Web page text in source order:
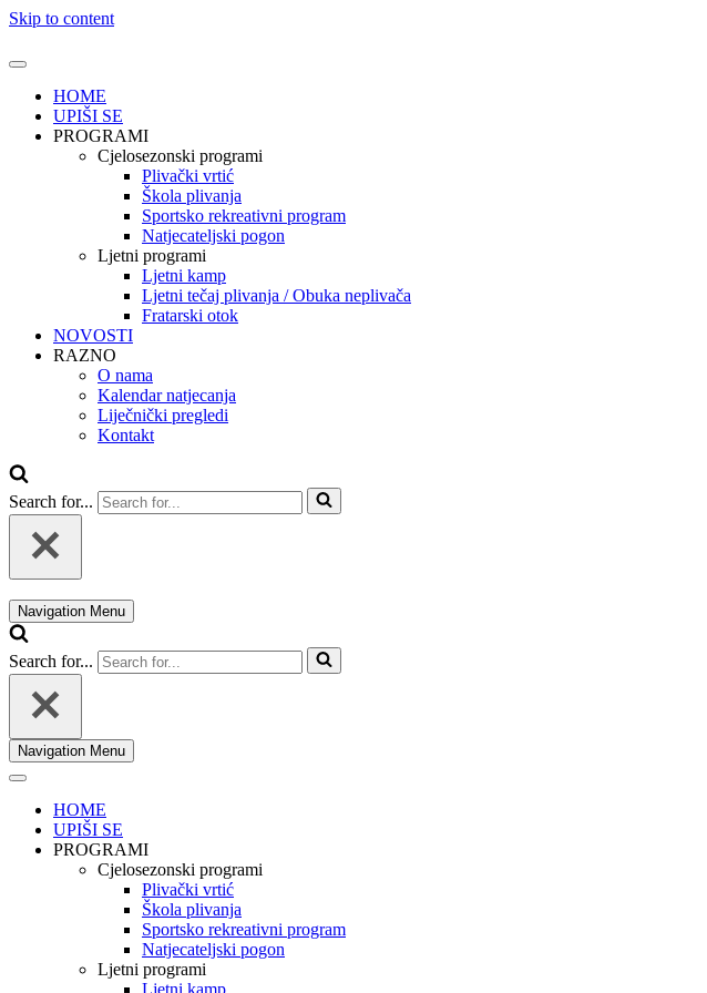
Skip to content
HOME
UPIŠI SE
PROGRAMI
Cjelosezonski programi
Plivački vrtić
Škola plivanja
Sportsko rekreativni program
Natjecateljski pogon
Ljetni programi
Ljetni kamp
Ljetni tečaj plivanja / Obuka neplivača
Fratarski otok
NOVOSTI
RAZNO
O nama
Kalendar natjecanja
Liječnički pregledi
Kontakt
Search for...
Navigation Menu
Search for...
Navigation Menu
HOME
UPIŠI SE
PROGRAMI
Cjelosezonski programi
Plivački vrtić
Škola plivanja
Sportsko rekreativni program
Natjecateljski pogon
Ljetni programi
Ljetni kamp